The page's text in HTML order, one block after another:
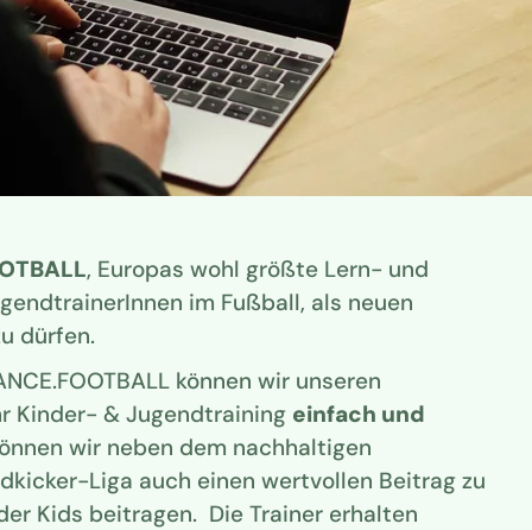
, Europas wohl größte Lern- und
im Fußball, als neuen
dürfen.
können wir unseren
Kinder- & Jugendtraining einfach und
wir neben dem nachhaltigen
Liga auch einen wertvollen Beitrag zu
Kids beitragen. Die Trainer erhalten